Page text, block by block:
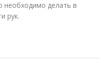
делать в
рук.